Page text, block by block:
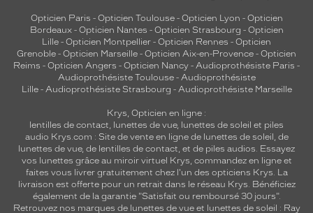
Opticien Paris - Opticien Toulouse- Opticien Lyon - Opticien
Bordeaux- Opticien Nantes - Opticien Strasbourg - Opticien
Lille - Opticien Montpellier - Opticien Rennes - Opticien
Grenoble - Opticien Marseille - Opticien Aix-en-Provence - Opticien
Reims - Opticien Angers - Opticien Nancy - Audioprothésiste Paris -
Audioprothésiste Toulouse- Audioprothésiste
Lille- Audioprothésiste Strasbourg - Audioprothésiste Marseille
Krys, Opticien en ligne :
lentilles de contact, lunettes de vue, lunettes de soleil et piles
audio Krys.com : Site de vente en ligne de lunettes de soleil, de
lunettes de vue, de lentilles de contact, et de piles audios. Essayez
vos lunettes grâce au miroir virtuel Krys, commandez en ligne et
faites vous livrer gratuitement chez l'un des opticiens Krys. La
livraison est offerte pour un retrait dans le réseau Krys. Bénéficiez
également de la garantie "Satisfait ou remboursé 30 jours".
Retrouvez nos marques de lunettes de vue et lunettes de soleil : Ray